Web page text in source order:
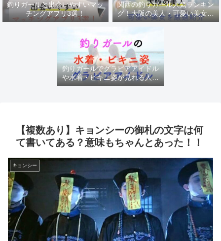
釣りガールと出会いやすいマッ
チングアプリ3選！
関西の釣りガール人気ランキン
グ！大阪の美人・可愛い美女を
厳選紹介
釣りガールでグラビアアイドル
や水着・ビキニ姿が見れる人気
チャンネル
【複数あり】キョンシーの御札の文字は何
て書いてある？意味もちゃんとあった！！
キョンシー